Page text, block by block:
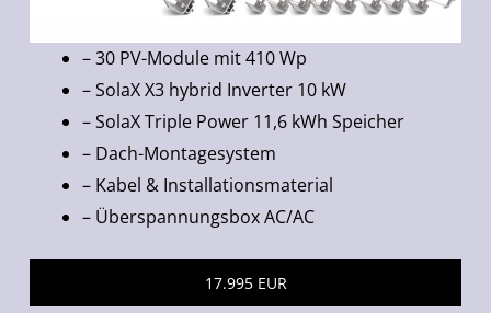
– 30 PV-Module mit 410 Wp
– SolaX X3 hybrid Inverter 10 kW
– SolaX Triple Power 11,6 kWh Speicher
– Dach-Montagesystem
– Kabel & Installationsmaterial
– Überspannungsbox AC/AC
17.995 EUR